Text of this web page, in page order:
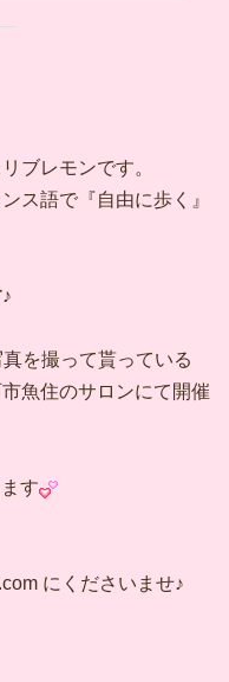
ブレモンです。
ス語で『自由に歩く』
を撮って貰っている
魚住のサロンにて開催
す
にくださいませ♪